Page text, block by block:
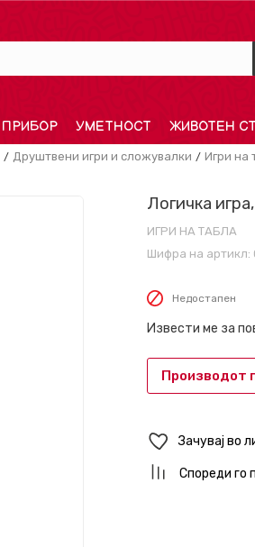
ПРИБОР УМЕТНОСТ ЖИВОТЕН
Друштвени игри и сложувалки Игри на
Логичка
ИГРИ НА ТАБЛА
Шифра на артикл:
Недостапен
Извести ме за
Производот
Зачувај во
Спореди го